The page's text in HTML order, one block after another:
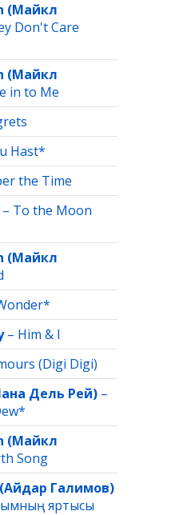
(Майкл
Don't Care
(Майкл
in to Me
Hast*
the Time
– To the Moon
(Майкл
– Him & I
(Digi Digi)
Дель Рей) –
(Майкл
Song
Галимов)
яртысы